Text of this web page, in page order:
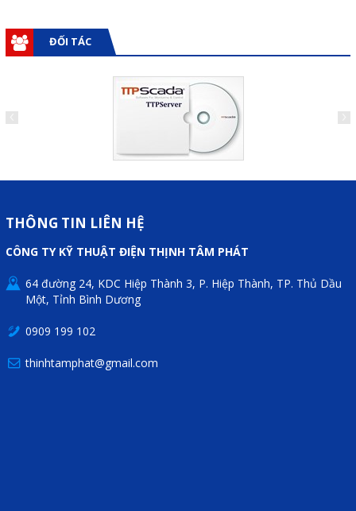
ĐỐI TÁC
THÔNG TIN LIÊN HỆ
CÔNG TY KỸ THUẬT ĐIỆN THỊNH TÂM PHÁT
64 đường 24, KDC Hiệp Thành 3, P. Hiệp Thành, TP. Thủ Dầu
Một, Tỉnh Bình Dương
0909 199 102
thinhtamphat@gmail.com